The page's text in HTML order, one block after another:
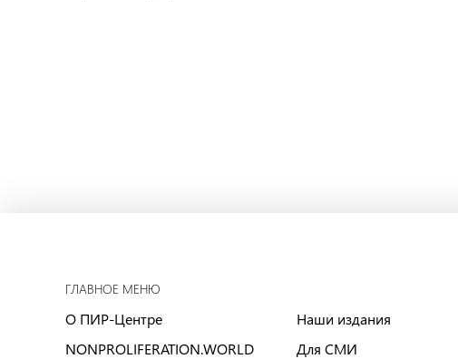
ГЛАВНОЕ МЕНЮ
О ПИР-Центре
NONPROLIFERATION.WORLD
Наши издания
Для СМИ